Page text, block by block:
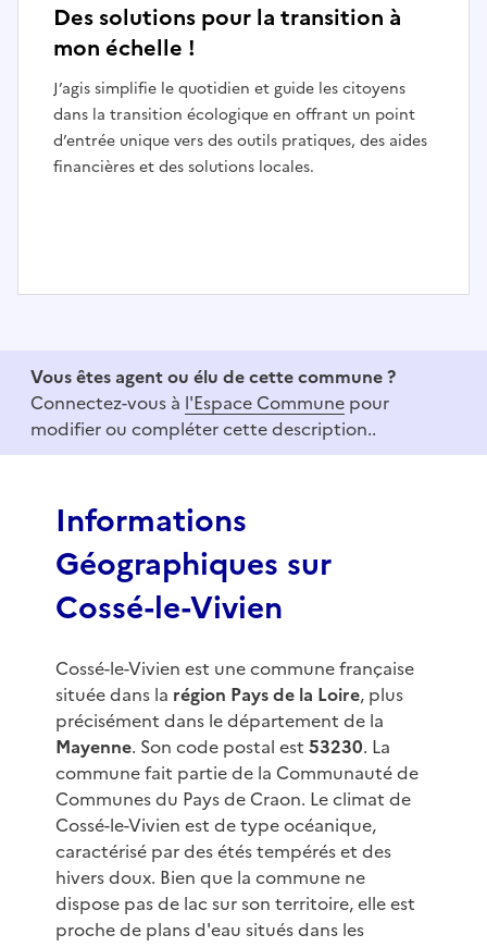
Des solutions pour la transition à
mon échelle !
J’agis simplifie le quotidien et guide les citoyens
dans la transition écologique en offrant un point
d’entrée unique vers des outils pratiques, des aides
financières et des solutions locales.
f
Vous êtes agent ou élu de cette commune ?
Connectez-vous à l'Espace Commune pour
modifier ou compléter cette description..
Informations
Géographiques sur
Cossé-le-Vivien
Cossé-le-Vivien est une commune française
située dans la région Pays de la Loire, plus
précisément dans le département de la
Mayenne. Son code postal est 53230. La
commune fait partie de la Communauté de
Communes du Pays de Craon. Le climat de
Cossé-le-Vivien est de type océanique,
caractérisé par des étés tempérés et des
hivers doux. Bien que la commune ne
dispose pas de lac sur son territoire, elle est
proche de plans d'eau situés dans les